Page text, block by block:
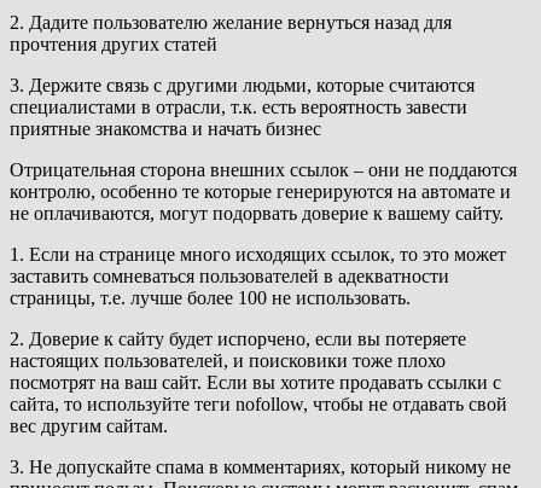
2. Дадите пользователю желание вернуться назад для
прочтения других статей
3. Держите связь с другими людьми, которые считаются
специалистами в отрасли, т.к. есть вероятность завести
приятные знакомства и начать бизнес
Отрицательная сторона внешних ссылок – они не поддаются
контролю, особенно те которые генерируются на автомате и
не оплачиваются, могут подорвать доверие к вашему сайту.
1. Если на странице много исходящих ссылок, то это может
заставить сомневаться пользователей в адекватности
страницы, т.е. лучше более 100 не использовать.
2. Доверие к сайту будет испорчено, если вы потеряете
настоящих пользователей, и поисковики тоже плохо
посмотрят на ваш сайт. Если вы хотите продавать ссылки с
сайта, то используйте теги nofollow, чтобы не отдавать свой
вес другим сайтам.
3. Не допускайте спама в комментариях, который никому не